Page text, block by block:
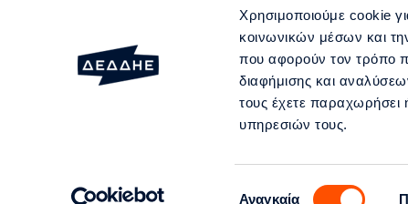
Χρησιμοποιούμε cookie
κοινωνικών μέσων και
που αφορούν τον τρόπο
διαφήμισης και
τους έχετε παραχωρήσει
υπηρεσιών τους.
Αναγκαία
ΑΙΤΗΜΑΤΑ ΕΞΥΠΗΡΕΤΗΣΗΣ
ΒΛΑΒΕΣ ΚΑΙ ΔΙΑΚΟΠΕΣ
ΥΠΗΡΕΣΙΕΣ
Περραιβού 20 &